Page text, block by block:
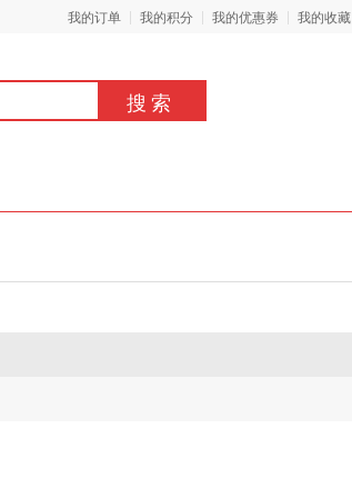
我的订单 我的积分 我的优惠券 我的收藏
搜索